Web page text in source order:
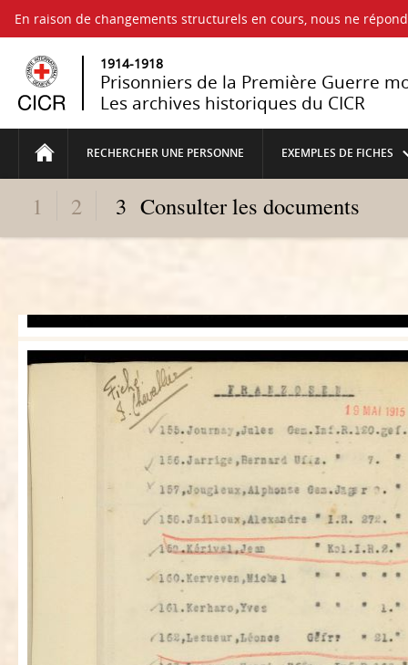
En raison de changements structurels en cours, nous ne
1914-1918
Prisonniers de la Première Guerre
Les archives historiques du CICR
RECHERCHER UNE PERSONNE EXEMPLES DE FICHES
1 2 3 Consulter les documents